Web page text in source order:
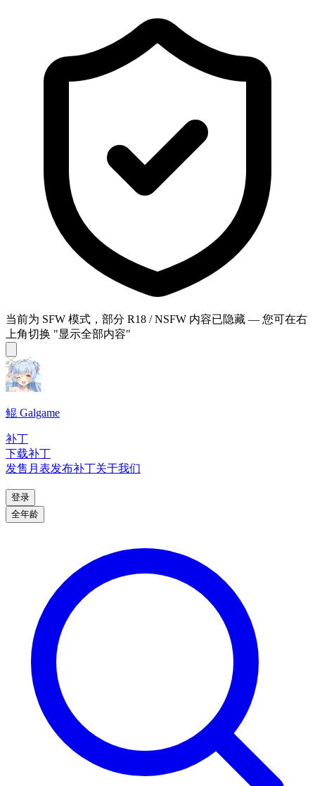
当前为 SFW 模式，部分 R18 / NSFW 内容已隐藏 — 您可在右
上角切换 "显示全部内容"
鲲 Galgame
补丁
下载补丁
发售月表发布补丁关于我们
登录
全年龄